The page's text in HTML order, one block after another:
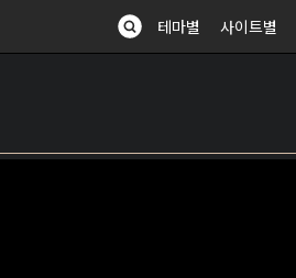
테마별 사이트별